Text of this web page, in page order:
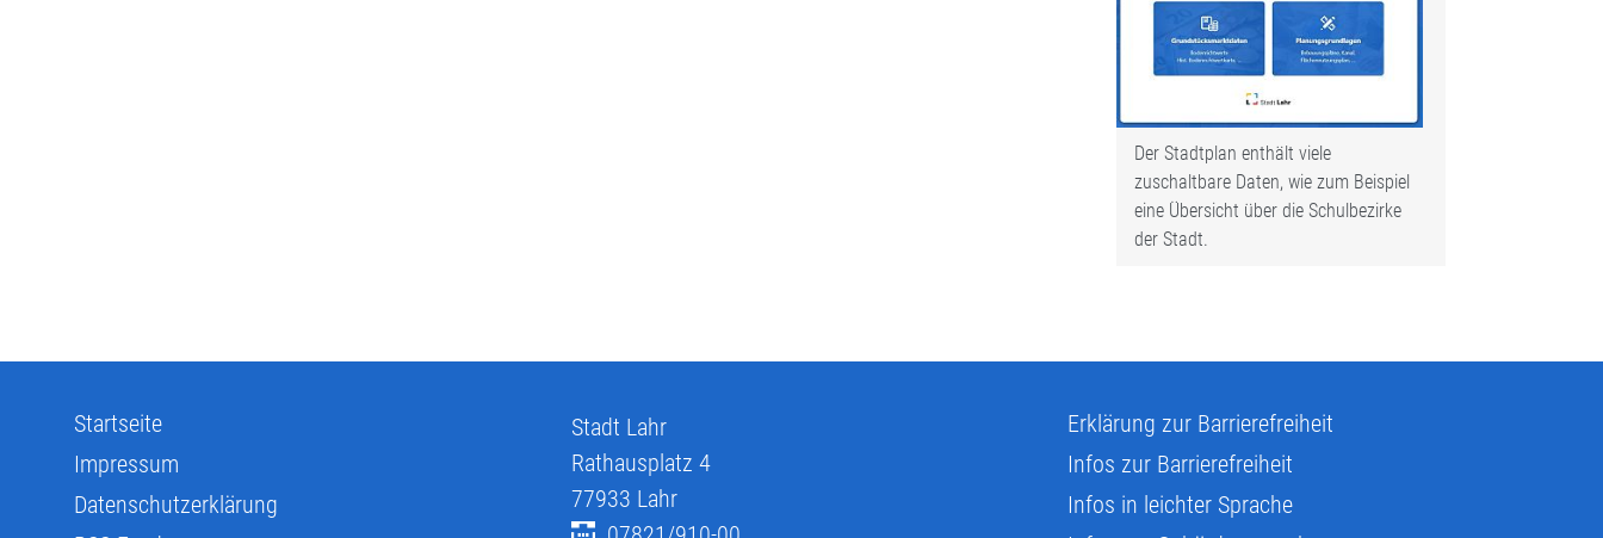
Der Stadtplan enthält viele
zuschaltbare Daten, wie zum Beispiel
eine Übersicht über die Schulbezirke
der Stadt.
Startseite
Impressum
Datenschutzerklärung
Stadt Lahr
Rathausplatz 4
77933 Lahr
Erklärung zur Barrierefreiheit
Infos zur Barrierefreiheit
Infos in leichter Sprache